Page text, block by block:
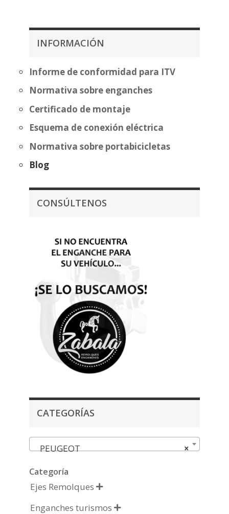
INFORMACIÓN
Informe de conformidad para ITV
Normativa sobre enganches
Certificado de montaje
Esquema de conexión eléctrica
Normativa sobre portabicicletas
Blog
CONSÚLTENOS
CATEGORÍAS
×
PEUGEOT
Categoría
Ejes Remolques 
Enganches turismos 